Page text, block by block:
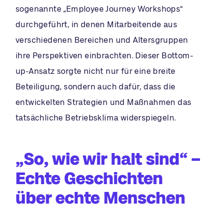
sogenannte „Employee Journey Workshops“
durchgeführt, in denen Mitarbeitende aus
verschiedenen Bereichen und Altersgruppen
ihre Perspektiven einbrachten. Dieser Bottom-
up-Ansatz sorgte nicht nur für eine breite
Beteiligung, sondern auch dafür, dass die
entwickelten Strategien und Maßnahmen das
tatsächliche Betriebsklima widerspiegeln.
„So, wie wir halt sind“ –
Echte Geschichten
über echte Menschen